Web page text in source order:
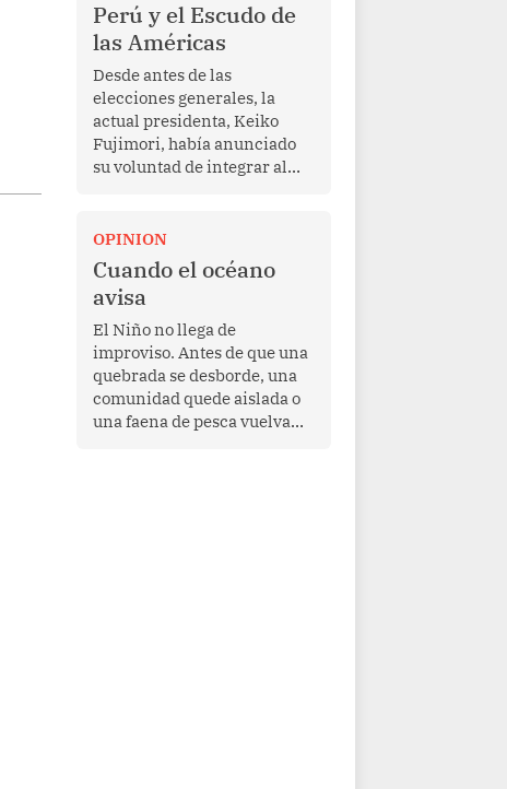
Perú y el Escudo de
las Américas
Desde antes de las
elecciones generales, la
actual presidenta, Keiko
Fujimori, había anunciado
su voluntad de integrar al
en marzo de este año por el
mandatario estadounidense
Donald Trump, con el fin de
enfrentar al crimen
transnacional organizado y
al tráfico de drogas.
OPINION
Cuando el océano
avisa
El Niño no llega de
improviso. Antes de que una
quebrada se desborde, una
comunidad quede aislada o
una faena de pesca vuelva